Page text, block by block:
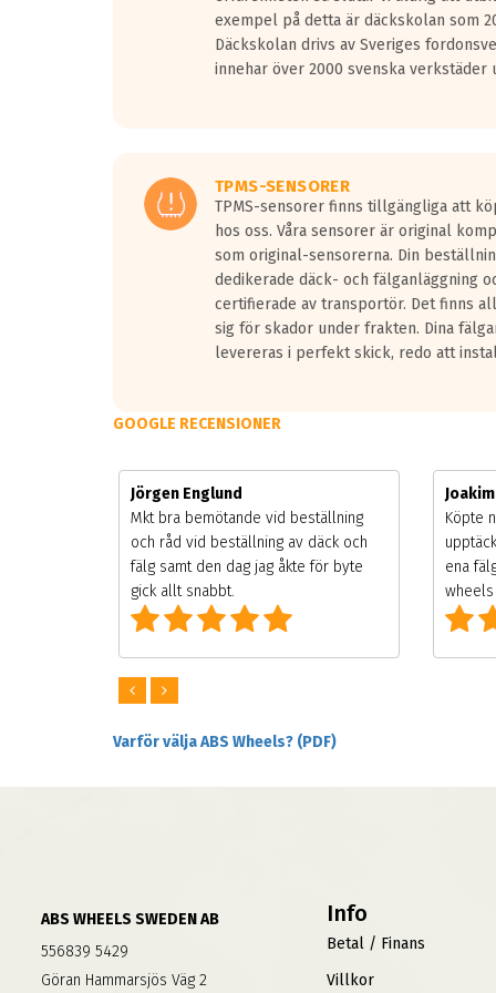
Vid körning i över 50km/h brukar
På däckmärkningen kommer det finnas en
medans de vita vågorna påvisar om det är ett tyst
Ett däck med tre svarta vågor uppnår de
exempel på detta är däckskolan som
Däckskolan drivs av Sveriges
innehar över 2000 svenska verkstäder
TPMS-SENSORER
TPMS-sensorer finns tillgängliga att
hos oss. Våra sensorer är original
som original-sensorerna. Din
dedikerade däck- och fälganläggning
certifierade av transportör. Det finns
sig för skador under frakten. Dina
levereras i perfekt skick, redo att
GOOGLE RECENSIONER
Jörgen Englund
Mkt bra bemötande vid beställning
och råd vid beställning av däck och
fälg samt den dag jag åkte för byte
gick allt snabbt.
Köpte
ena
Varför välja ABS Wheels? (PDF)
ABS WHEELS SWEDEN AB
556839 5429
Göran Hammarsjös Väg 2
Info
Betal / Finans
Villkor